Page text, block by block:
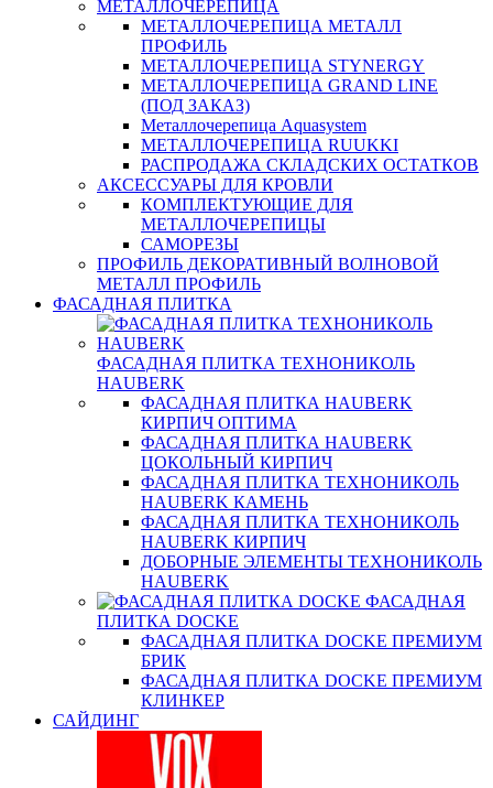
МЕТАЛЛОЧЕРЕПИЦА
МЕТАЛЛОЧЕРЕПИЦА МЕТАЛЛ
ПРОФИЛЬ
МЕТАЛЛОЧЕРЕПИЦА STYNERGY
МЕТАЛЛОЧЕРЕПИЦА GRAND LINE
(ПОД ЗАКАЗ)
Металлочерепица Aquasystem
МЕТАЛЛОЧЕРЕПИЦА RUUKKI
РАСПРОДАЖА СКЛАДСКИХ ОСТАТКОВ
АКСЕССУАРЫ ДЛЯ КРОВЛИ
КОМПЛЕКТУЮЩИЕ ДЛЯ
МЕТАЛЛОЧЕРЕПИЦЫ
САМОРЕЗЫ
ПРОФИЛЬ ДЕКОРАТИВНЫЙ ВОЛНОВОЙ
МЕТАЛЛ ПРОФИЛЬ
ФАСАДНАЯ ПЛИТКА
ФАСАДНАЯ ПЛИТКА ТЕХНОНИКОЛЬ
HAUBERK
ФАСАДНАЯ ПЛИТКА HAUBERK
КИРПИЧ ОПТИМА
ФАСАДНАЯ ПЛИТКА HAUBERK
ЦОКОЛЬНЫЙ КИРПИЧ
ФАСАДНАЯ ПЛИТКА ТЕХНОНИКОЛЬ
HAUBERK КАМЕНЬ
ФАСАДНАЯ ПЛИТКА ТЕХНОНИКОЛЬ
HAUBERK КИРПИЧ
ДОБОРНЫЕ ЭЛЕМЕНТЫ ТЕХНОНИКОЛЬ
HAUBERK
ФАСАДНАЯ
ПЛИТКА DOCKE
ФАСАДНАЯ ПЛИТКА DOCKE ПРЕМИУМ
БРИК
ФАСАДНАЯ ПЛИТКА DOCKE ПРЕМИУМ
КЛИНКЕР
САЙДИНГ